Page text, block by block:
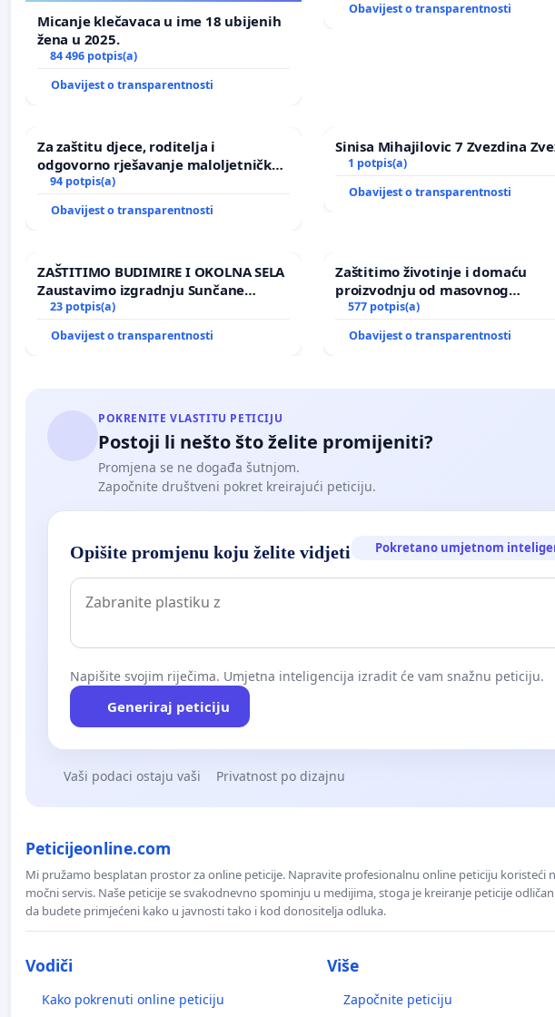
Micanje klečavaca u ime 18 ubijenih
žena u 2025.
84 496 potpis(a)
Obavijest o transparentnosti
Obavijest o transparentnosti
Za zaštitu djece, roditelja i
odgovorno rješavanje maloljetničkog
nasilja
94 potpis(a)
Obavijest o transparentnosti
Sinisa Mihajilovic 7 Zvezdina
1 potpis(a)
Obavijest o transparentnosti
ZAŠTITIMO BUDIMIRE I OKOLNA SELA
Zaustavimo izgradnju Sunčane
elektrane Vedrine na području
Ugljana
23 potpis(a)
Obavijest o transparentnosti
Zaštitimo životinje i domaću
proizvodnju od masovnog
uništavanja zbog afričke svinjske
kuge
577 potpis(a)
Obavijest o transparentnosti
POKRENITE VLASTITU PETICIJU
Postoji li nešto što želite promijeniti?
Promjena se ne događa šutnjom.
Započnite društveni pokret kreirajući peticiju.
Opišite promjenu koju želite vidjeti Pokretano umjetnom
Napišite svojim riječima. Umjetna inteligencija izradit će vam snažnu peticiju.
Generiraj peticiju
Vaši podaci ostaju vaši Privatnost po dizajnu
Peticijeonline.com
Mi pružamo besplatan prostor za online peticije. Napravite profesionalnu online peticiju koristeći
močni servis. Naše peticije se svakodnevno spominju u medijima, stoga je kreiranje peticije
da budete primjećeni kako u javnosti tako i kod donositelja odluka.
Vodiči
Kako pokrenuti online peticiju
Više
Započnite peticiju